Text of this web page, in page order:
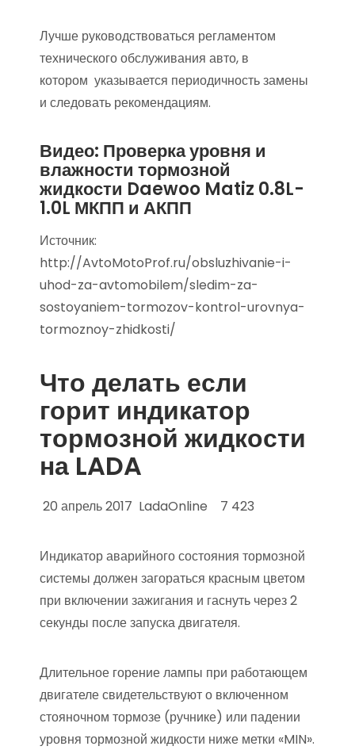
Лучше руководствоваться регламентом
технического обслуживания авто, в
котором указывается периодичность замены
и следовать рекомендациям.
Видео: Проверка уровня и
влажности тормозной
жидкости Daewoo Matiz 0.8L-
1.0L МКПП и АКПП
Источник:
http://AvtoMotoProf.ru/obsluzhivanie-i-
uhod-za-avtomobilem/sledim-za-
sostoyaniem-tormozov-kontrol-urovnya-
tormoznoy-zhidkosti/
Что делать если
горит индикатор
тормозной жидкости
на LADA
20 апрель 2017 LadaOnline 7 423
Индикатор аварийного состояния тормозной
системы должен загораться красным цветом
при включении зажигания и гаснуть через 2
секунды после запуска двигателя.
Длительное горение лампы при работающем
двигателе свидетельствуют о включенном
стояночном тормозе (ручнике) или падении
уровня тормозной жидкости ниже метки «MIN».